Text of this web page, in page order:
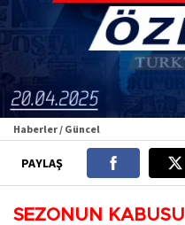
Haberler / Güncel
PAYLAŞ
SEZONUN KABUSU